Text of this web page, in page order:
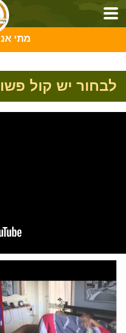
מתי
לבחור יש קול